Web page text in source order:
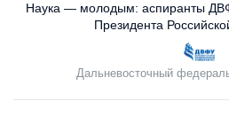
Наука — молодым: аспиранты
Президента
Дальневосточный